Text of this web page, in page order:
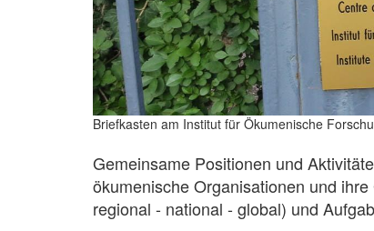
Briefkasten am Institut für Ökumenische
Gemeinsame Positionen und
ökumenische Organisationen und
regional - national - global) und